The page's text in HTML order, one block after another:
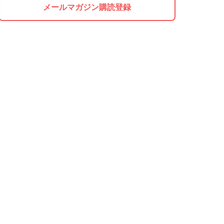
メールマガジン購読登録